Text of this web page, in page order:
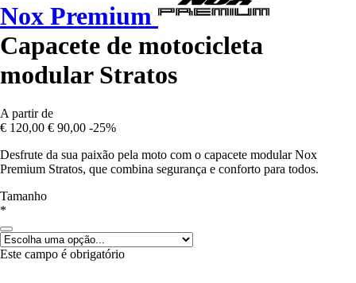
Nox Premium
Capacete de motocicleta
modular Stratos
A partir de
€ 120,00 € 90,00 -25%
Desfrute da sua paixão pela moto com o capacete modular Nox
Premium Stratos, que combina segurança e conforto para todos.
Tamanho
*
Este campo é obrigatório